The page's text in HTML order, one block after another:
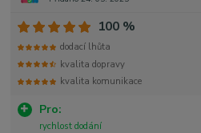
Pro:
rychlost dodání
100 %
dodací lhůta
kvalita dopravy
kvalita komunikace